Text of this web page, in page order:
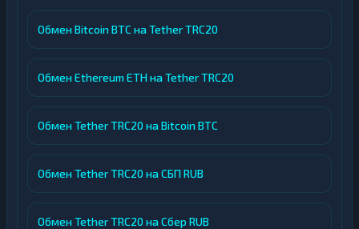
Обмен Bitcoin BTC на Tether TRC20
Обмен Ethereum ETH на Tether TRC20
Обмен Tether TRC20 на Bitcoin BTC
Обмен Tether TRC20 на СБП RUB
Обмен Tether TRC20 на Сбер RUB